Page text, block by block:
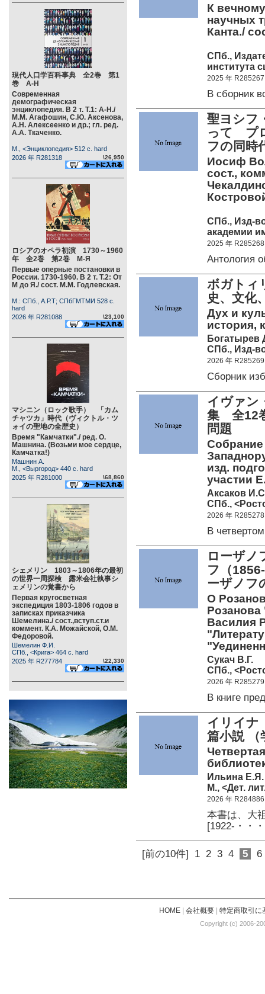
現代人口学百科事典 全2巻 第1
巻 А-Н
Современная
демографическая
энциклопедия. В 2 т. Т.1: А-Н./
М.М. Агафошин, С.Ю. Аксенова,
А.Н. Алексеенко и др.; гл. ред.
А.А. Ткаченко.
М., <Энциклопедия> 512 c. hard
2026 年 R281318
\26,950
ロシアのオペラ初演 1730～1960
年 全2巻 第2巻 М-Я
Первые оперные постановки в
России. 1730-1960. В 2 т. Т.2: От
М до Я./ сост. М.М. Годлевская.
М.: СПб., А.Р.Т; СПбГМТМИ 528 c.
hard
2026 年 R281088
\23,100
マシニン（ロック歌手） 「カム
チャツカ」時代（ヴィクトル・ツ
ォイの聖地の全歴史）
Время "Камчатки"./ ред. О.
Машнина. (Возьми мое сердце,
Камчатка!)
Машнин А.
М., <Выргород> 440 c. hard
2025 年 R281000
\68,860
シェメリン 1803～1806年の最初
の世界一周探検 露米会社執事シ
ェメリンの覚書から
Первая кругосветная
экспедиция 1803-1806 годов в
записках приказчика
Шемелина./ сост.,вступ.ст.и
коммент. К.А. Можайской, О.М.
Федоровой.
Шемелин Ф.И.
СПб., <Крига> 464 c. hard
2025 年 R277784
\22,330
К
научных
Канта./
СПб.,
института
2025 年 R285267
В сборник
聖ヨシフ
って プ
フの同時
Иосиф
сост.,
СПб., Изд-
академии
2025 年 R285268
Антология
ボガト
史、文
Дух и
история,
Богатырев
СПб., Изд-
2026 年 R285269
Сборник
イヴァン
集 全12
問題
Собрание
изд.
участии
Аксаков
СПб.,
2026 年 R285278
В
ローザ
フ（
ーザノフ
О
Розанова
Василия
Сукач В.Г.
СПб.,
2026 年 R285279
В книге
イリイ
篇小説 （
Ильина Е.Я.
М., <Дет.
2026 年 R284886
本書は、大
[1922-・・・
[前の10件] 1 2 3 4 5 6
HOME| 会社概要| 特定商取引に
Copyright (c) 2006-